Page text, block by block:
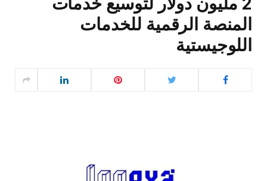
المنصة الرقمية للخدمات
اللوجيستية